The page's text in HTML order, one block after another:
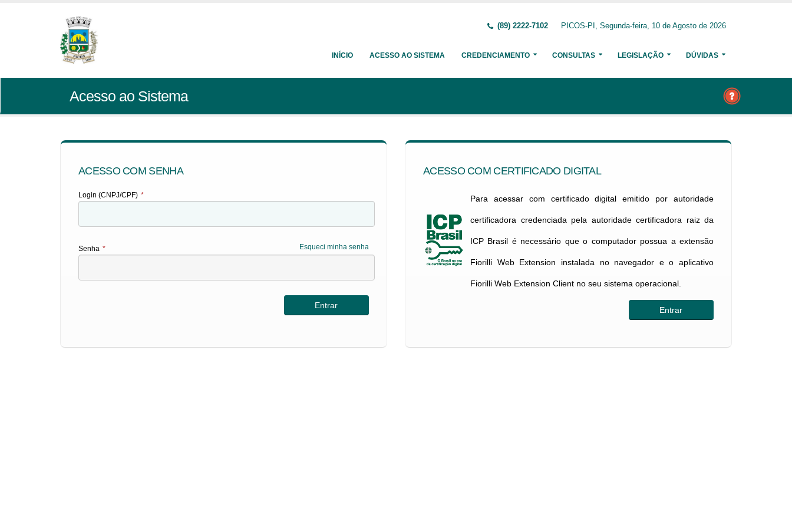
(89) 2222-7102 PICOS-PI, Segunda-feira, 10 de Agosto de 2026
INÍCIO ACESSO AO SISTEMA CREDENCIAMENTO CONSULTAS LEGISLAÇÃO DÚVIDAS
Acesso ao Sistema
ACESSO COM SENHA
Login (CNPJ/CPF) *
Esqueci minha senha
Senha *
ACESSO COM CERTIFICADO DIGITAL
Para acessar com certificado digital emitido por autoridade
certificadora credenciada pela autoridade certificadora raiz da
ICP Brasil é necessário que o computador possua a extensão
Fiorilli Web Extension instalada no navegador e o aplicativo
Fiorilli Web Extension Client no seu sistema operacional.